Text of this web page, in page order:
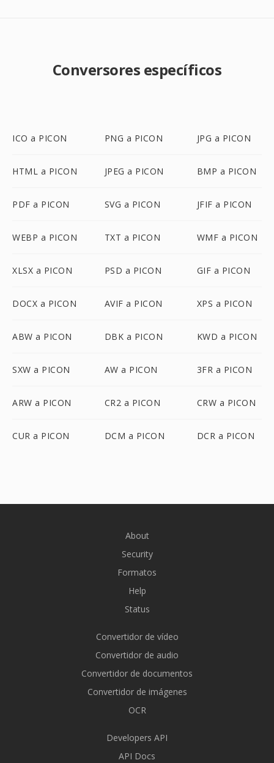
Conversores específicos
ICO a PICON PNG a PICON JPG a PICON
HTML a PICON JPEG a PICON BMP a PICON
PDF a PICON SVG a PICON JFIF a PICON
WEBP a PICON TXT a PICON WMF a PICON
XLSX a PICON PSD a PICON GIF a PICON
DOCX a PICON AVIF a PICON XPS a PICON
ABW a PICON DBK a PICON KWD a PICON
SXW a PICON AW a PICON 3FR a PICON
ARW a PICON CR2 a PICON CRW a PICON
CUR a PICON DCM a PICON DCR a PICON
About
Security
Formatos
Help
Status
Convertidor de vídeo
Convertidor de audio
Convertidor de documentos
Convertidor de imágenes
OCR
Developers API
API Docs